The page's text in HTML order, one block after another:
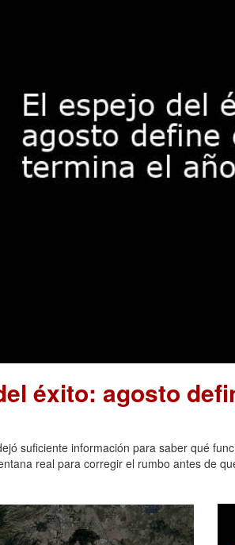
éxito: agosto
suficiente información para saber qué
real para corregir el rumbo antes de